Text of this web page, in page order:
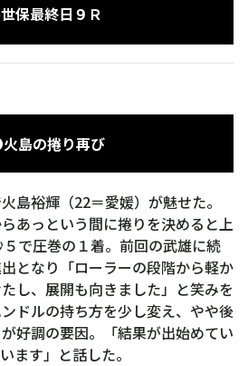
保最終日 ９Ｒ
島の捲り再び
島裕輝（22＝愛媛）が魅せた。
あっという間に捲りを決めると上
で圧巻の１着。前回の武雄に続
となり「ローラーの段階から軽か
し、展開も向きました」と笑みを
ドルの持ち方を少し変え、やや後
好調の要因。「結果が出始めてい
ます」と話した。